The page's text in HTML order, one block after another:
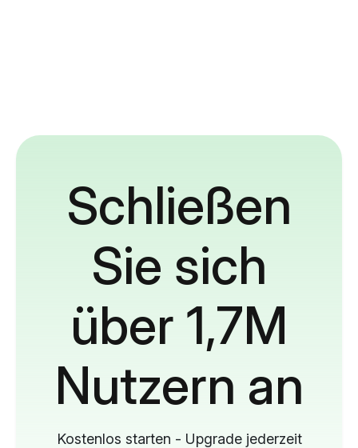
Schließen
Sie sich
über 1,7M
Nutzern an
Kostenlos starten - Upgrade jederzeit